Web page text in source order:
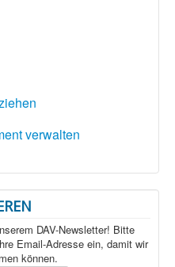
verwalten
DAV-Newsletter! Bitte
Email-Adresse ein, damit wir
können.